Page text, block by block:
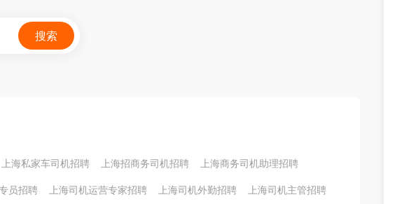
搜索
上海私家车司机招聘 上海招商务司机招聘 上海商务司机助理招聘
员招聘 上海司机运营专家招聘 上海司机外勤招聘 上海司机主管招聘